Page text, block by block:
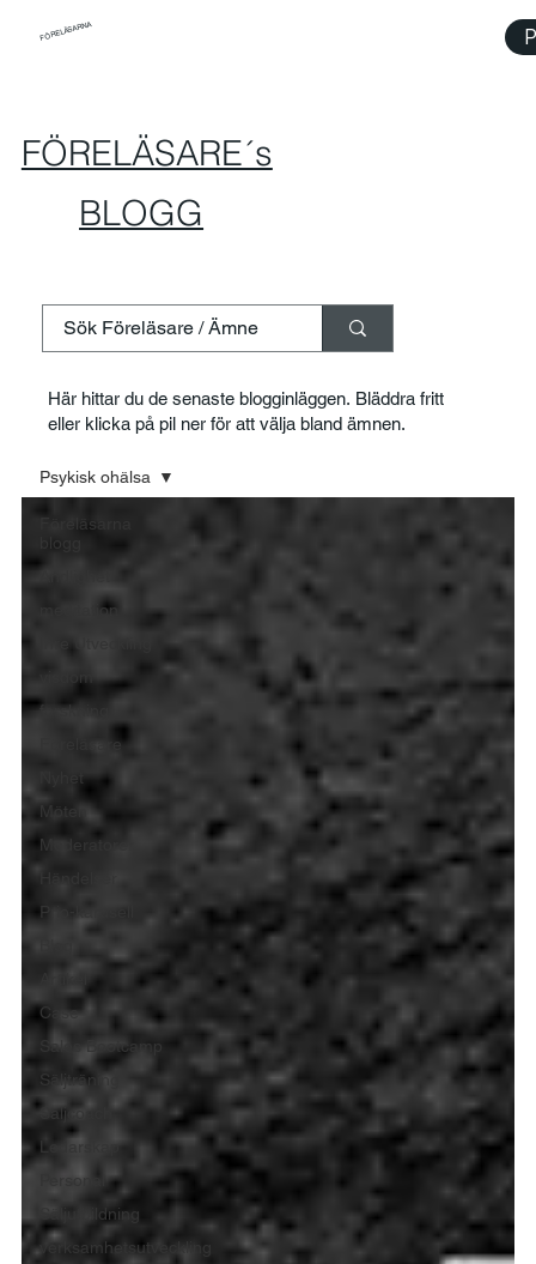
FÖRELÄSARNA
FÖRELÄSARE´s
BLOGG
Här hittar du de senaste blogginläggen. Bläddra fritt
eller klicka på pil ner för att välja bland ämnen.
Föreläsarna
blogg
meditation
visdom
forskning
Föreläsare
Nyhet
Möten
Moderatorer
Prio-karusell
Case
Sales Bootcamp
Säljträning
Säljcoach
Ledarskap
Personal
Säljutbildning
verksamhetsutveckling
Psykisk ohälsa